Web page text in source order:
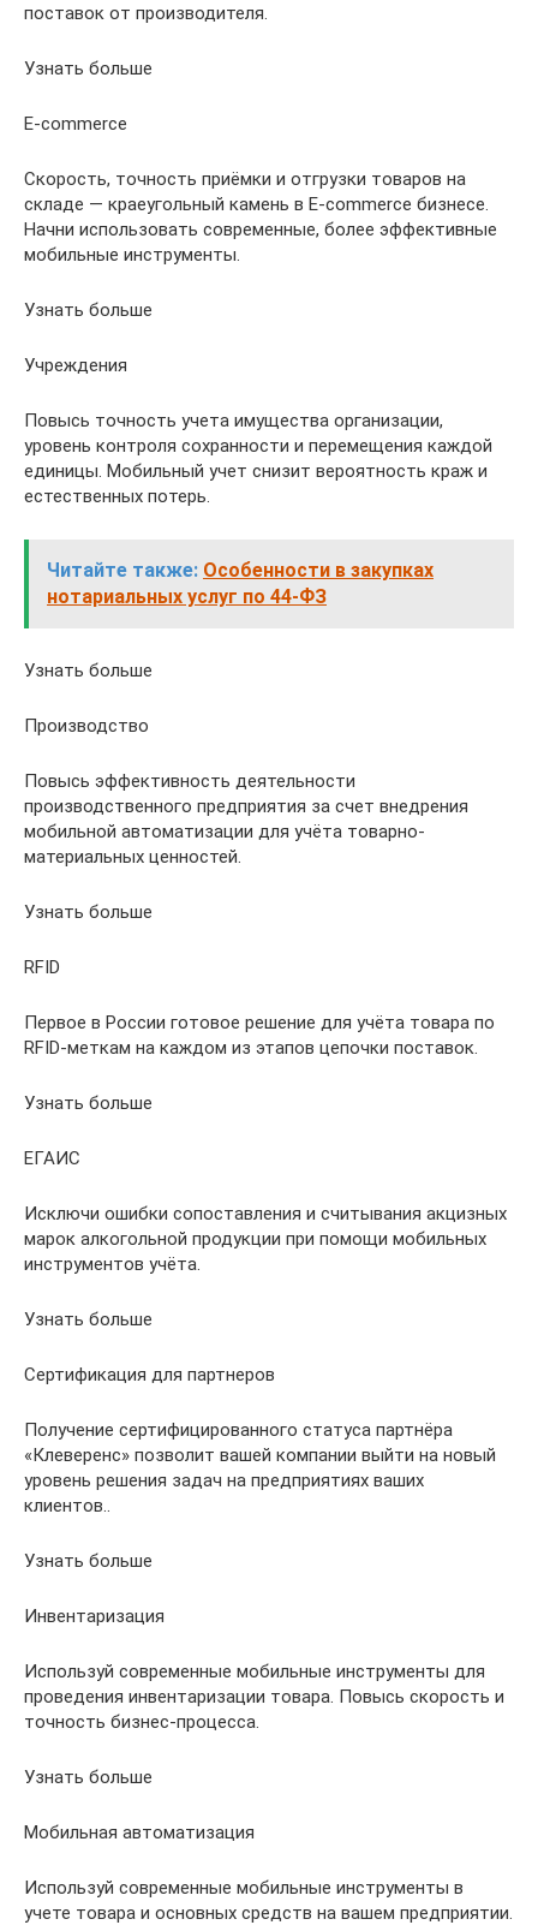
поставок от производителя.
Узнать больше
E-commerce
Скорость, точность приёмки и отгрузки товаров на
складе — краеугольный камень в E-commerce бизнесе.
Начни использовать современные, более эффективные
мобильные инструменты.
Узнать больше
Учреждения
Повысь точность учета имущества организации,
уровень контроля сохранности и перемещения каждой
единицы. Мобильный учет снизит вероятность краж и
естественных потерь.
Читайте также: Особенности в закупках
нотариальных услуг по 44-ФЗ
Узнать больше
Производство
Повысь эффективность деятельности
производственного предприятия за счет внедрения
мобильной автоматизации для учёта товарно-
материальных ценностей.
Узнать больше
RFID
Первое в России готовое решение для учёта товара по
RFID-меткам на каждом из этапов цепочки поставок.
Узнать больше
ЕГАИС
Исключи ошибки сопоставления и считывания акцизных
марок алкогольной продукции при помощи мобильных
инструментов учёта.
Узнать больше
Сертификация для партнеров
Получение сертифицированного статуса партнёра
«Клеверенс» позволит вашей компании выйти на новый
уровень решения задач на предприятиях ваших
клиентов..
Узнать больше
Инвентаризация
Используй современные мобильные инструменты для
проведения инвентаризации товара. Повысь скорость и
точность бизнес-процесса.
Узнать больше
Мобильная автоматизация
Используй современные мобильные инструменты в
учете товара и основных средств на вашем предприятии.